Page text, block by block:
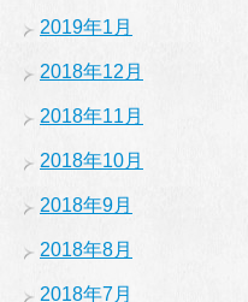
2019年1月
2018年12月
2018年11月
2018年10月
2018年9月
2018年8月
2018年7月